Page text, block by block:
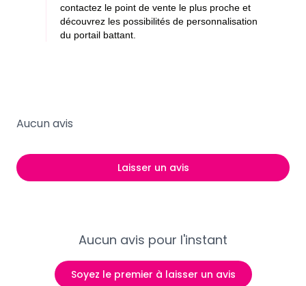
contactez le point de vente le plus proche et
découvrez les possibilités de personnalisation
du portail battant.
Aucun avis pour l'instant
Soyez le premier à laisser un avis
Aucun avis
Laisser un avis